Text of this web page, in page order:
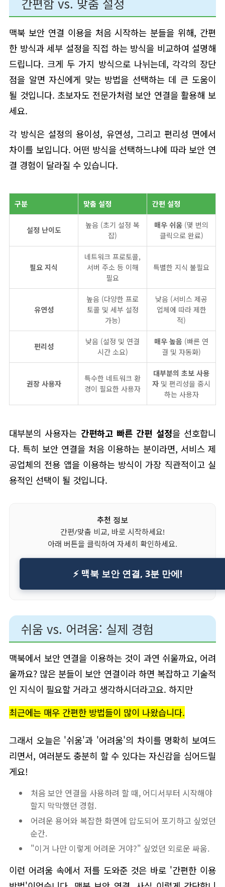
맥북 보안 연결 이용을 처음 시작하는 분들을 위해, 간편
한 방식과 세부 설정을 직접 하는 방식을 비교하여 설명해
드립니다. 크게 두 가지 방식으로 나뉘는데, 각각의 장단
점을 알면 자신에게 맞는 방법을 선택하는 데 큰 도움이
될 것입니다. 초보자도 전문가처럼 보안 연결을 활용해 보
세요.
각 방식은 설정의 용이성, 유연성, 그리고 편리성 면에서
차이를 보입니다. 어떤 방식을 선택하느냐에 따라 보안 연
결 경험이 달라질 수 있습니다.
구분 맞춤 설정 간편 설정
설정 난이도
높음 (초기 설정 복
잡)
매우 쉬움 (몇 번의
클릭으로 완료)
필요 지식
네트워크 프로토콜,
서버 주소 등 이해
필요
특별한 지식 불필요
유연성
높음 (다양한 프로
토콜 및 세부 설정
가능)
낮음 (서비스 제공
업체에 따라 제한
적)
편리성
낮음 (설정 및 연결
시간 소요)
매우 높음 (빠른 연
결 및 자동화)
권장 사용자
특수한 네트워크 환
경이 필요한 사용자
대부분의 초보 사용
자 및 편리성을 중시
하는 사용자
대부분의 사용자는 간편하고 빠른 간편 설정을 선호합니
다. 특히 보안 연결을 처음 이용하는 분이라면, 서비스 제
공업체의 전용 앱을 이용하는 방식이 가장 직관적이고 실
용적인 선택이 될 것입니다.
추천 정보
간편/맞춤 비교, 바로 시작하세요!
아래 버튼을 클릭하여 자세히 확인하세요.
⚡ 맥북 보안 연결, 3분 만에!
쉬움 vs. 어려움: 실제 경험
맥북에서 보안 연결을 이용하는 것이 과연 쉬울까요, 어려
울까요? 많은 분들이 보안 연결이라 하면 복잡하고 기술적
인 지식이 필요할 거라고 생각하시더라고요. 하지만
최근에는 매우 간편한 방법들이 많이 나왔습니다.
그래서 오늘은 '쉬움'과 '어려움'의 차이를 명확히 보여드
리면서, 여러분도 충분히 할 수 있다는 자신감을 심어드릴
게요!
처음 보안 연결을 사용하려 할 때, 어디서부터 시작해야
할지 막막했던 경험.
어려운 용어와 복잡한 화면에 압도되어 포기하고 싶었던
순간.
"이거 나만 이렇게 어려운 거야?" 싶었던 외로운 싸움.
이런 어려움 속에서 저를 도와준 것은 바로 '간편한 이용